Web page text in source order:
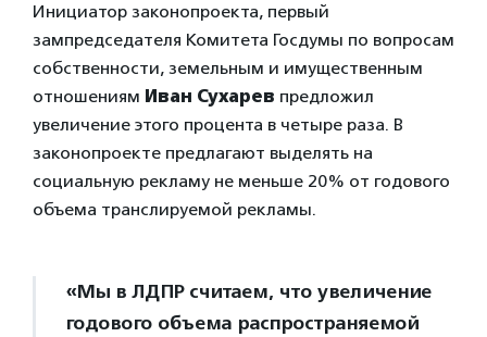
Инициатор законопроекта, первый
зампредседателя Комитета Госдумы по вопросам
собственности, земельным и имущественным
отношениям Иван Сухарев предложил
увеличение этого процента в четыре раза. В
законопроекте предлагают выделять на
социальную рекламу не меньше 20% от годового
объема транслируемой рекламы.
«Мы в ЛДПР считаем, что увеличение
годового объема распространяемой